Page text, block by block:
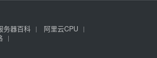
务器百科
阿里云CPU